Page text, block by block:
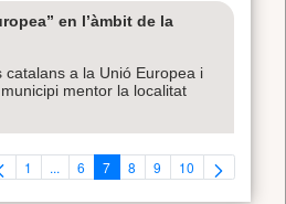
en l’àmbit de la
catalans a la Unió Europea i
mentor la localitat
Pàgina
1 ...Pàgines intermèdies Utilitzeu TAB per
Pàgina
6 Pàgina
7 Pàgina
8 Pàgina
9 Pàgina
10